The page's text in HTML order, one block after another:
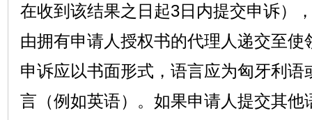
在收到该结果之日起3日内提交申诉）
由拥有申请人授权书的代理人递交至使
申诉应以书面形式，语言应为匈牙利语
言（例如英语）。如果申请人提交其他